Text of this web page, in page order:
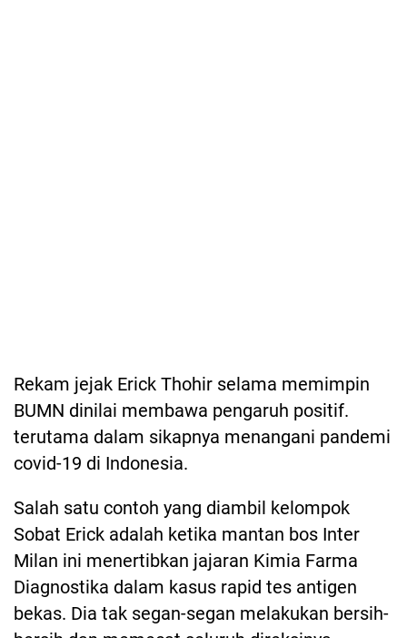
Rekam jejak Erick Thohir selama memimpin
BUMN dinilai membawa pengaruh positif.
terutama dalam sikapnya menangani pandemi
covid-19 di Indonesia.
Salah satu contoh yang diambil kelompok
Sobat Erick adalah ketika mantan bos Inter
Milan ini menertibkan jajaran Kimia Farma
Diagnostika dalam kasus rapid tes antigen
bekas. Dia tak segan-segan melakukan bersih-